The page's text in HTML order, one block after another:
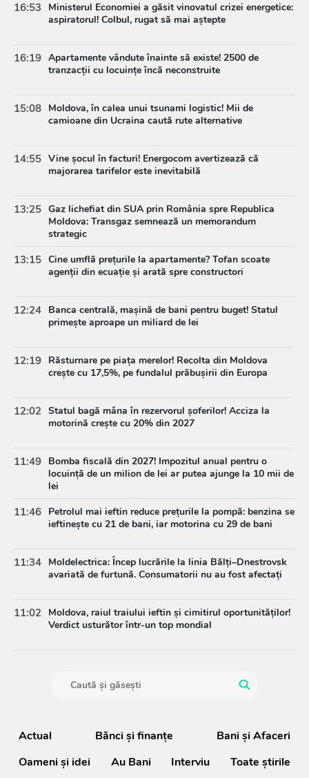
16:53
Ministerul Economiei a găsit vinovatul crizei energetice:
aspiratorul! Colbul, rugat să mai aștepte
16:19 Apartamente vândute înainte să existe! 2500 de
tranzacții cu locuințe încă neconstruite
15:08 Moldova, în calea unui tsunami logistic! Mii de
camioane din Ucraina caută rute alternative
14:55 Vine șocul în facturi! Energocom avertizează că
majorarea tarifelor este inevitabilă
13:25 Gaz lichefiat din SUA prin România spre Republica
Moldova: Transgaz semnează un memorandum
strategic
13:15 Cine umflă prețurile la apartamente? Tofan scoate
agenții din ecuație și arată spre constructori
12:24 Banca centrală, mașină de bani pentru buget! Statul
primește aproape un miliard de lei
12:19 Răsturnare pe piața merelor! Recolta din Moldova
crește cu 17,5%, pe fundalul prăbușirii din Europa
12:02 Statul bagă mâna în rezervorul șoferilor! Acciza la
motorină crește cu 20% din 2027
11:49 Bomba fiscală din 2027! Impozitul anual pentru o
locuință de un milion de lei ar putea ajunge la 10 mii de
lei
11:46 Petrolul mai ieftin reduce prețurile la pompă: benzina se
ieftinește cu 21 de bani, iar motorina cu 29 de bani
11:34 Moldelectrica: Încep lucrările la linia Bălți–Dnestrovsk
avariată de furtună. Consumatorii nu au fost afectați
11:02 Moldova, raiul traiului ieftin și cimitirul oportunităților!
Verdict usturător într-un top mondial
Actual Bănci şi finanţe
Bani și Afaceri
Oameni şi idei
Au Bani Interviu Toate știrile